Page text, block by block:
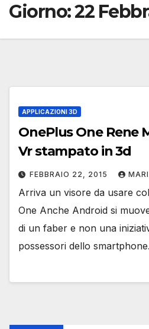
Giorno:22
APPLICAZIONI 3D
OnePlus One Rene
Vr stampato in 3d
FEBBRAIO 22, 2015
Arriva un visore da usare
One Anche Android si
di un faber e non una
possessori dello